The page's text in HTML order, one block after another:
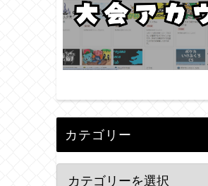
カテゴリー